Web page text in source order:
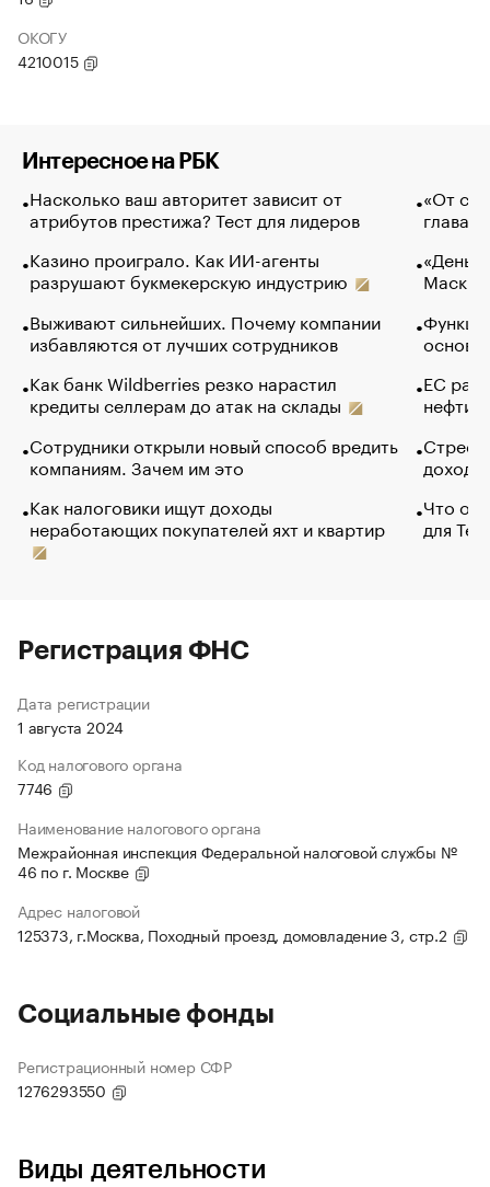
ОКОГУ
4210015
Интересное на РБК
Насколько ваш авторитет зависит от
атрибутов престижа? Тест для лидеров
Казино проиграло. Как ИИ-агенты
разрушают букмекерскую индустрию
Выживают сильнейших. Почему компании
избавляются от лучших сотрудников
Как банк Wildberries резко нарастил
кредиты селлерам до атак на склады
Сотрудники открыли новый способ вредить
компаниям. Зачем им это
Как налоговики ищут доходы
неработающих покупателей яхт и квартир
«От
глава
Маск в
основ
ЕС
нефти
Что
для
Регистрация ФНС
Дата регистрации
1 августа 2024
Код налогового органа
7746
Наименование налогового органа
Межрайонная инспекция Федеральной налоговой службы №
46 по г. Москве
Адрес налоговой
125373, г.Москва, Походный проезд, домовладение 3, стр.2
Социальные фонды
Регистрационный номер СФР
1276293550
Виды деятельности